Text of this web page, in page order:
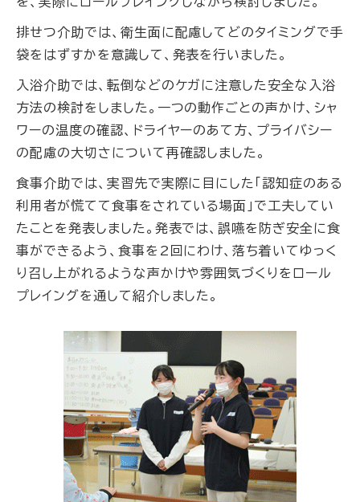
排せつ介助では、衛生面に配慮してどのタイミングで手
袋をはずすかを意識して、発表を行いました。
入浴介助では、転倒などのケガに注意した安全な入浴
方法の検討をしました。一つの動作ごとの声かけ、シャ
ワーの温度の確認、ドライヤーのあて方、プライバシー
の配慮の大切さについて再確認しました。
食事介助では、実習先で実際に目にした「認知症のある
利用者が慌てて食事をされている場面」で工夫してい
たことを発表しました。発表では、誤嚥を防ぎ安全に食
事ができるよう、食事を2回にわけ、落ち着いてゆっく
り召し上がれるような声かけや雰囲気づくりをロール
プレイングを通して紹介しました。